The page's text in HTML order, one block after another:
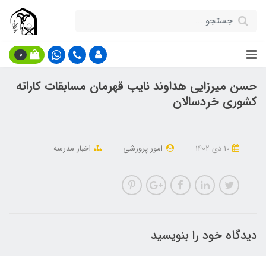
0
حسن میرزایی هداوند نایب قهرمان مسابقات کاراته
کشوری خردسالان
امور پرورشی اخبار مدرسه
دیدگاه خود را بنویسید